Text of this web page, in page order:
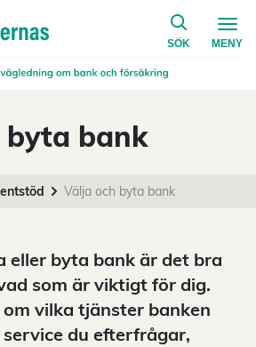
SÖK
på
MENY
byta bank
Välja och byta bank
eller byta bank är det bra
som är viktigt för dig.
vilka tjänster banken
du efterfrågar,